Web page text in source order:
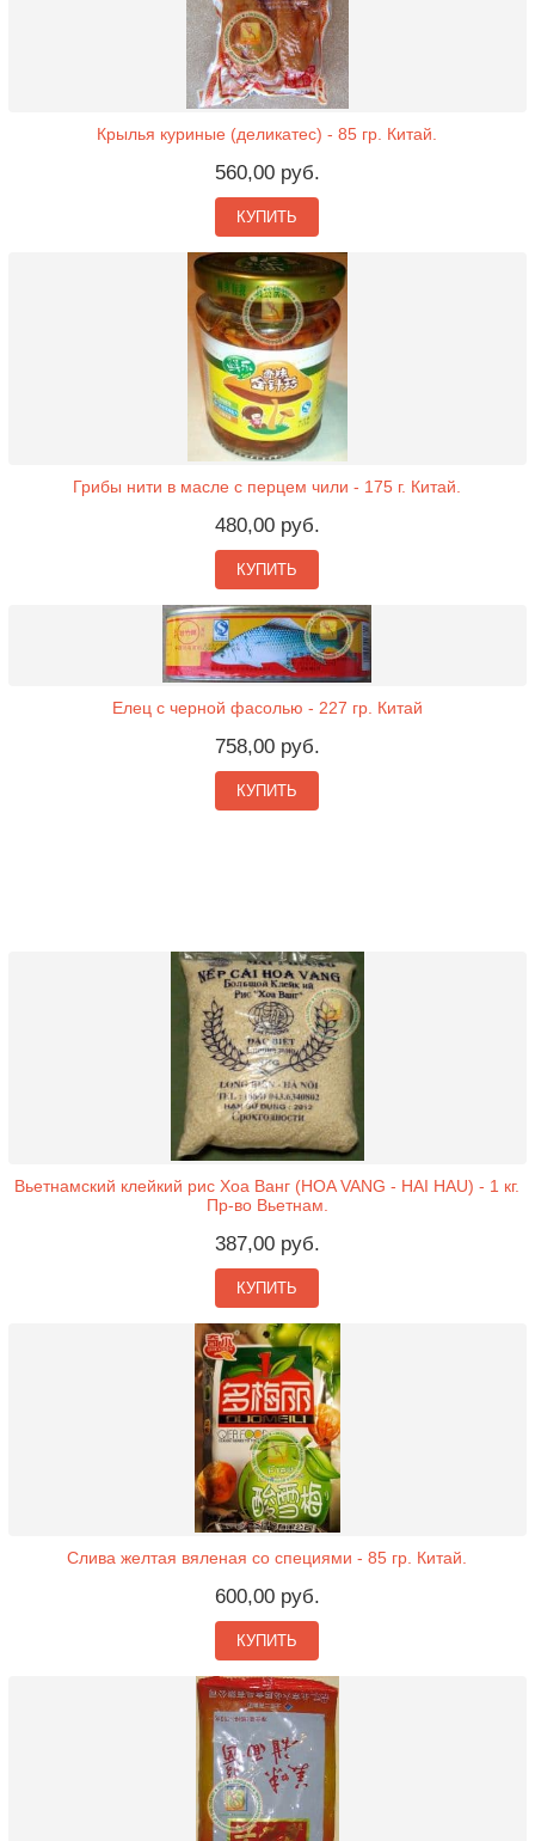
Крылья куриные (деликатес) - 85 гр. Китай.
560,00 руб.
КУПИТЬ
Грибы нити в масле с перцем чили - 175 г. Китай.
480,00 руб.
КУПИТЬ
Елец с черной фасолью - 227 гр. Китай
758,00 руб.
КУПИТЬ
Вьетнамский клейкий рис Хоа Ванг (HOA VANG - HAI HAU) - 1 кг.
Пр-во Вьетнам.
387,00 руб.
КУПИТЬ
Слива желтая вяленая со специями - 85 гр. Китай.
600,00 руб.
КУПИТЬ